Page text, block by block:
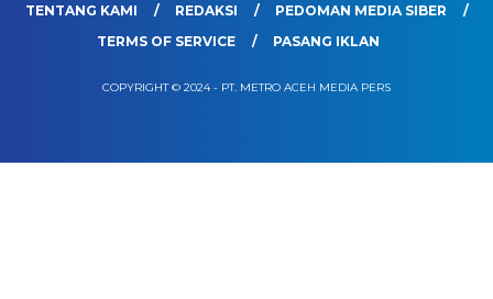
TENTANG KAMI REDAKSI
PEDOMAN MEDIA SIBER
TERMS OF SERVICE
PASANG IKLAN
COPYRIGHT © 2024 - PT. METRO ACEH MEDIA PERS